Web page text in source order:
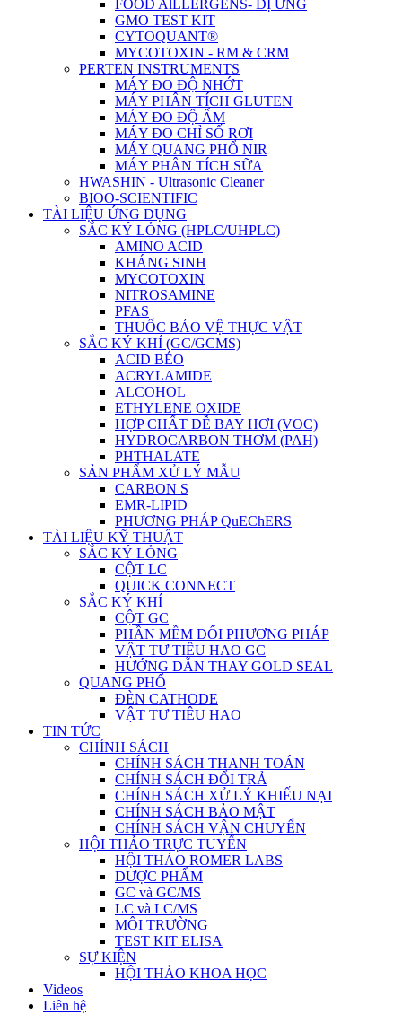
FOOD AlLLERGENS- DỊ ỨNG
GMO TEST KIT
CYTOQUANT®
MYCOTOXIN - RM & CRM
PERTEN INSTRUMENTS
MÁY ĐO ĐỘ NHỚT
MÁY PHÂN TÍCH GLUTEN
MÁY ĐO ĐỘ ẨM
MÁY ĐO CHỈ SỐ RƠI
MÁY QUANG PHỔ NIR
MÁY PHÂN TÍCH SỮA
HWASHIN - Ultrasonic Cleaner
BIOO-SCIENTIFIC
TÀI LIỆU ỨNG DỤNG
SẮC KÝ LỎNG (HPLC/UHPLC)
AMINO ACID
KHÁNG SINH
MYCOTOXIN
NITROSAMINE
PFAS
THUỐC BẢO VỆ THỰC VẬT
SẮC KÝ KHÍ (GC/GCMS)
ACID BÉO
ACRYLAMIDE
ALCOHOL
ETHYLENE OXIDE
HỢP CHẤT DỄ BAY HƠI (VOC)
HYDROCARBON THƠM (PAH)
PHTHALATE
SẢN PHẨM XỬ LÝ MẪU
CARBON S
EMR-LIPID
PHƯƠNG PHÁP QuEChERS
TÀI LIỆU KỸ THUẬT
SẮC KÝ LỎNG
CỘT LC
QUICK CONNECT
SẮC KÝ KHÍ
CỘT GC
PHẦN MỀM ĐỔI PHƯƠNG PHÁP
VẬT TƯ TIÊU HAO GC
HƯỚNG DẪN THAY GOLD SEAL
QUANG PHỔ
ĐÈN CATHODE
VẬT TƯ TIÊU HAO
TIN TỨC
CHÍNH SÁCH
CHÍNH SÁCH THANH TOÁN
CHÍNH SÁCH ĐỔI TRẢ
CHÍNH SÁCH XỬ LÝ KHIẾU NẠI
CHÍNH SÁCH BẢO MẬT
CHÍNH SÁCH VẬN CHUYỂN
HỘI THẢO TRỰC TUYẾN
HỘI THẢO ROMER LABS
DƯỢC PHẨM
GC và GC/MS
LC và LC/MS
MÔI TRƯỜNG
TEST KIT ELISA
SỰ KIỆN
HỘI THẢO KHOA HỌC
Videos
Liên hệ